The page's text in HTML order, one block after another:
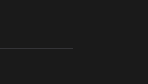
ARTEMIS LETO, ORADEA, 8